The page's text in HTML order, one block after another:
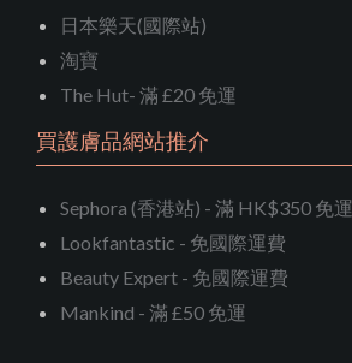
日本樂天(國際站)
淘寶
The Hut- 滿 £20 免運
買護膚品網站推介
Sephora (香港站) - 滿 HK$350 免運
Lookfantastic - 免國際運費
Beauty Expert - 免國際運費
Mankind - 滿 £50 免運